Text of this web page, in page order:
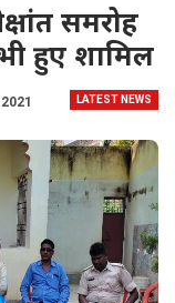
समरोह
हुए शामिल
LATEST NEWS